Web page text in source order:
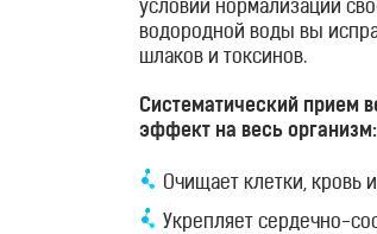
Дезинфекторы
Аксессуары
Исследования
условии нормализации
водородной воды вы
шлаков и токсинов.
Систематический прием
эффект на весь организм:
Очищает клетки, кровь
Укрепляет сердечно-